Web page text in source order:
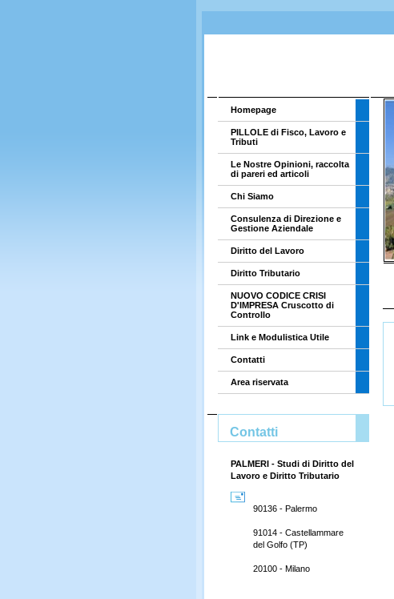
Homepage
PILLOLE di Fisco, Lavoro e
Tributi
Le Nostre Opinioni, raccolta
di pareri ed articoli
Chi Siamo
Consulenza di Direzione e
Gestione Aziendale
Diritto del Lavoro
Diritto Tributario
NUOVO CODICE CRISI
D'IMPRESA Cruscotto di
Controllo
Link e Modulistica Utile
Contatti
Area riservata
Contatti
PALMERI - Studi di Diritto del
Lavoro e Diritto Tributario
90136 - Palermo
91014 - Castellammare
del Golfo (TP)
20100 - Milano